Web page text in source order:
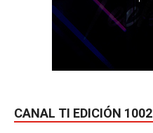
CANAL TI EDICIÓN 1002